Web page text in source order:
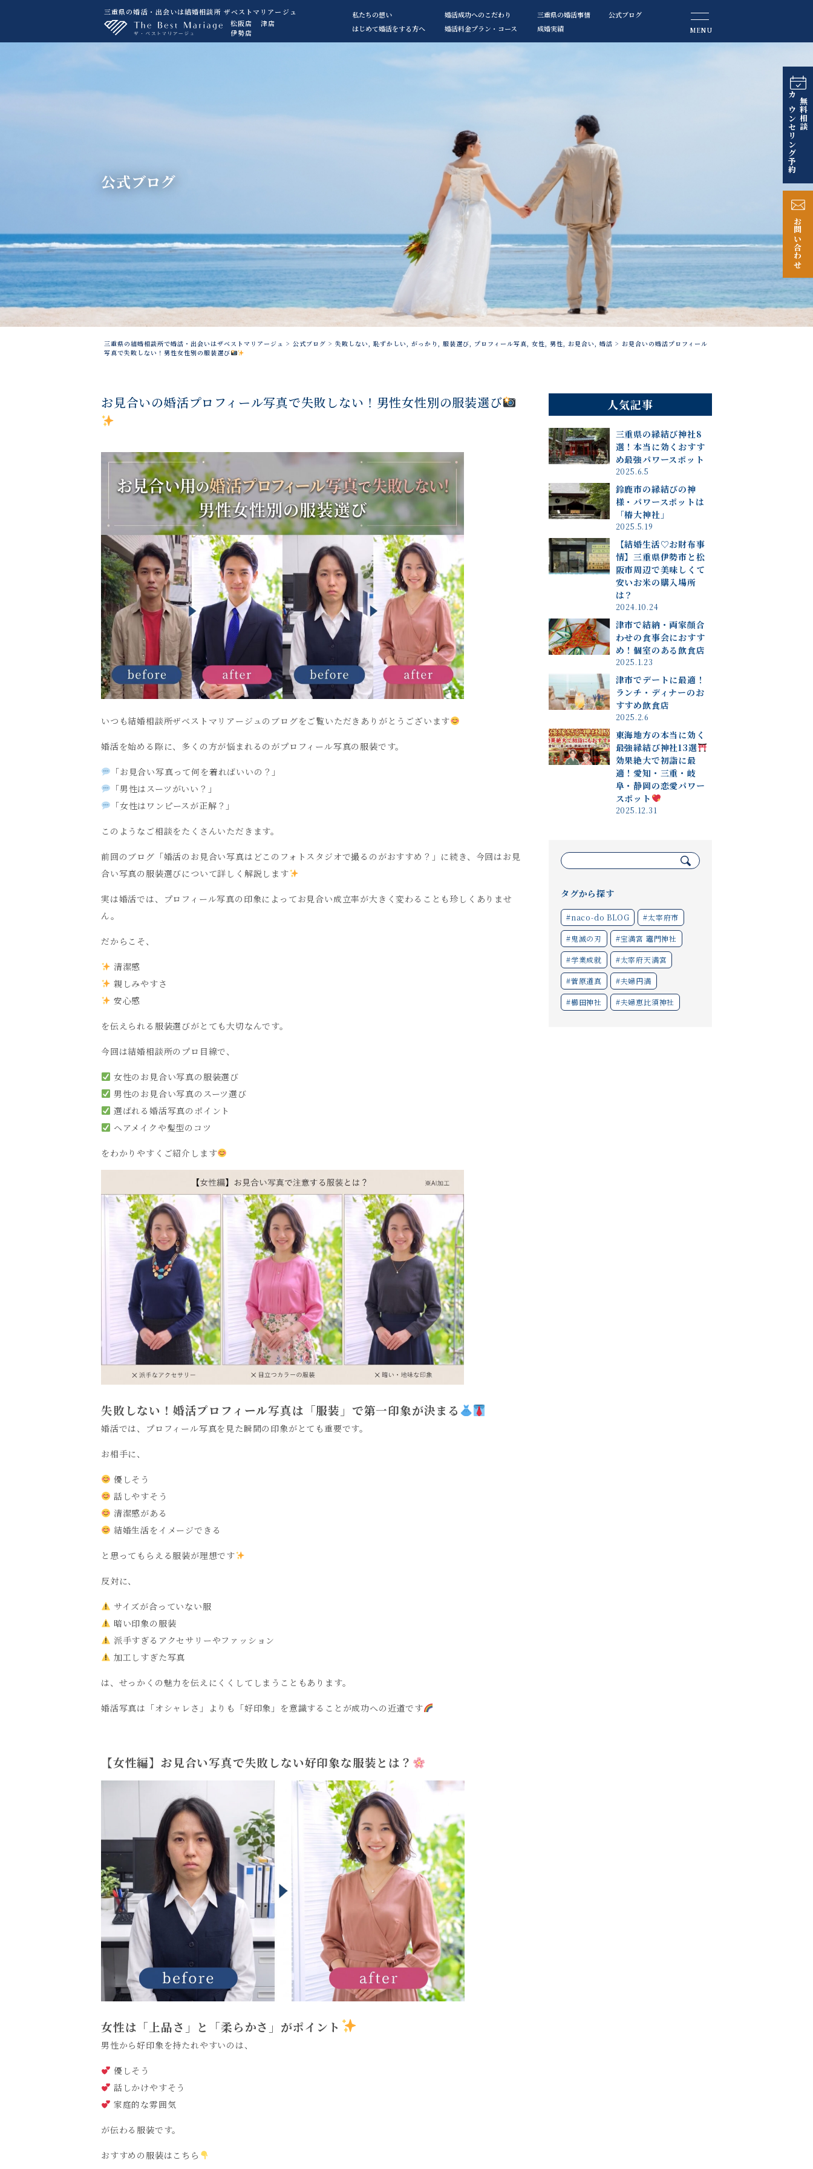
三重県の婚活・出会いは結婚相談所 ザベストマリアージュ
松阪店
津店
伊勢店
私たちの想い 婚活成功へのこだわり 三重県の婚活事情
公式ブログ
はじめて婚活をする方へ
婚活料金プラン・コース 成婚実績 MENU
公式ブログ
三重県の結婚相談所で婚活・出会いはザベストマリアージュ > 公式ブログ > 失敗しない, 恥ずかしい, がっかり , 服装選び, プロフィール写真, 女性, 男性, お見合い, 婚活 > お見合いの婚活プロフィール
写真で失敗しない！男性女性別の服装選び
お見合いの婚活プロフィール写真で失敗しない！男性女性別の服装選び
いつも結婚相談所ザベストマリアージュのブログをご覧いただきありがとうございます
婚活を始める際に、多くの方が悩まれるのがプロフィール写真の服装です。
「お見合い写真って何を着ればいいの？」
「男性はスーツがいい？」
「女性はワンピースが正解？」
このようなご相談をたくさんいただきます。
前回のブログ「婚活のお見合い写真はどこのフォトスタジオで撮るのがおすすめ？ 」に続き、今回はお見
合い写真の服装選びについて詳しく解説します
実は婚活では、プロフィール写真の印象によってお見合い成立率が大きく変わることも珍しくありませ
ん。
だからこそ、
清潔感
親しみやすさ
安心感
を伝えられる服装選びがとても大切なんです。
今回は結婚相談所のプロ目線で、
女性のお見合い写真の服装選び
男性のお見合い写真のスーツ選び
選ばれる婚活写真のポイント
ヘアメイクや髪型のコツ
をわかりやすくご紹介します
失敗しない！婚活プロフィール写真は「服装」で第一印象が決まる
婚活では、プロフィール写真を見た瞬間の印象がとても重要です。
お相手に、
優しそう
話しやすそう
清潔感がある
結婚生活をイメージできる
と思ってもらえる服装が理想です
反対に、
サイズが合っていない服
暗い印象の服装
派手すぎるアクセサリーやファッション
加工しすぎた写真
は、せっかくの魅力を伝えにくくしてしまうこともあります。
婚活写真は「オシャレさ」よりも「好印象」を意識することが成功への近道です
【女性編】お見合い写真で失敗しない好印象な服装とは？
女性は「上品さ」と「柔らかさ」がポイント
男性から好印象を持たれやすいのは、
優しそう
話しかけやすそう
家庭的な雰囲気
が伝わる服装です。
おすすめの服装はこちら
人気記事
三重県の縁結び神社8
選！本当に効くおすす
め最強パワースポット
2025.6.5
鈴鹿市の縁結びの神
様・パワースポットは
「椿大神社」
2025.5.19
【結婚生活♡お財布事
情】三重県伊勢市と松
阪市周辺で美味しくて
安いお米の購入場所
は？
2024.10.24
津市で結納・両家顔合
わせの食事会におすす
め！個室のある飲食店
2025.1.23
津市でデートに最適！
ランチ・ディナーのお
すすめ飲食店
2025.2.6
東海地方の本当に効く
最強縁結び神社13選
効果絶大で初詣に最
適！愛知・三重・岐
阜・静岡の恋愛パワー
スポット
2025.12.31
索:
タグから探す
#naco-do BLOG #太宰府市
#鬼滅の刃 #宝満宮 竈門神社
#学業成就 #太宰府天満宮
#菅原道真 #夫婦円満
#櫛田神社 #夫婦恵比須神社
無料相談
カウンセリング予約
お問い合わせ